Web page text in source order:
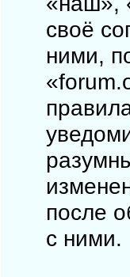
своё
ними,
после
с ними.